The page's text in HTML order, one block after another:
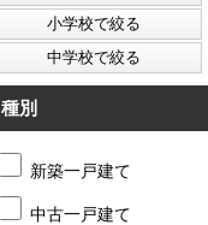
種別
新築一戸建て
中古一戸建て